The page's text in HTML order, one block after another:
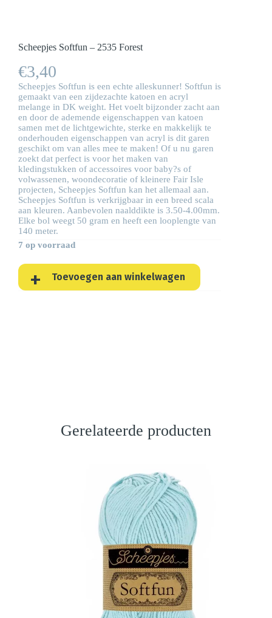
Scheepjes Softfun – 2535 Forest
€3,40
Scheepjes Softfun is een echte alleskunner! Softfun is
gemaakt van een zijdezachte katoen en acryl
melange in DK weight. Het voelt bijzonder zacht aan
en door de ademende eigenschappen van katoen
samen met de lichtgewichte, sterke en makkelijk te
onderhouden eigenschappen van acryl is dit garen
geschikt om van alles mee te maken! Of u nu garen
zoekt dat perfect is voor het maken van
kledingstukken of accessoires voor baby?s of
volwassenen, woondecoratie of kleinere Fair Isle
projecten, Scheepjes Softfun kan het allemaal aan.
Scheepjes Softfun is verkrijgbaar in een breed scala
aan kleuren. Aanbevolen naalddikte is 3.50-4.00mm.
Elke bol weegt 50 gram en heeft een looplengte van
140 meter.
7 op voorraad
Toevoegen aan winkelwagen
Gerelateerde producten